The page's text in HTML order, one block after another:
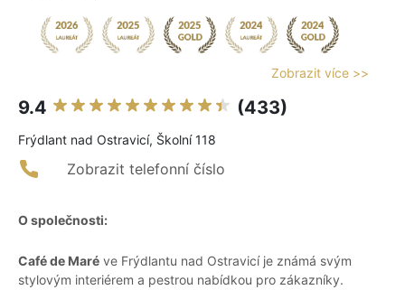
Zobrazit více >>
9.4 (433)
Frýdlant nad Ostravicí, Školní 118
Zobrazit telefonní číslo
O společnosti:
Café de Maré ve Frýdlantu nad Ostravicí je známá svým
stylovým interiérem a pestrou nabídkou pro zákazníky.